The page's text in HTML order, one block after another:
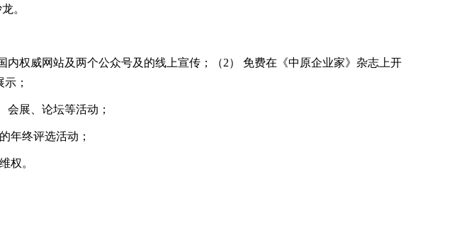
。
内权威网站及两个公众号及的线上宣传；（2） 免费在《中原企业家》杂志上开
；
会展、论坛等活动；
年终评选活动；
权。